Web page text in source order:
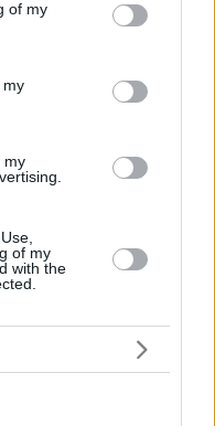
You may click to
its third-party tags to
in below Google
of my
my
my
of my
with the
ΑΕΚ 91-73:
αγωνιζόμενη
του Δημήτρη
Η Στρασμπούρ (1-3)